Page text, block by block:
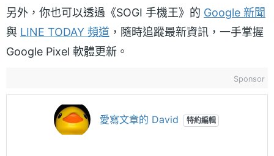
另外，你也可以透過《SOGI 手機王》的 Google 新聞
與 LINE TODAY 頻道 ，隨時追蹤最新資訊，一手掌握
Google Pixel 軟體更新。
Sponsor
愛寫文章的 David 特約編輯